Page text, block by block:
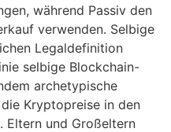
während Passiv den
verwenden. Selbige
Legaldefinition
selbige Blockchain-
archetypische
Kryptopreise in den
Eltern und Großeltern